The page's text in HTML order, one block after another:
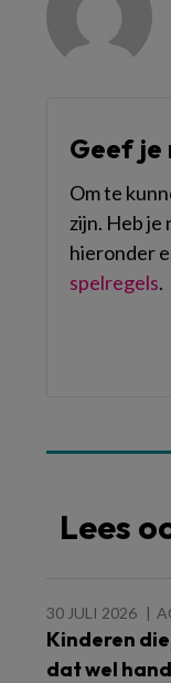
Geef je
Om te
zijn. Heb je
hieronder
spelregels.
Lees
30 JULI 2026
Kinderen die
dat wel